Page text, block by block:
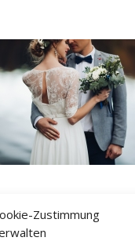
Zustimmung
Datenschutz